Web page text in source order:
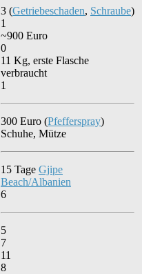
3 (Getriebeschaden, Schraube)
1
~900 Euro
0
11 Kg, erste Flasche
verbraucht
1
300 Euro (Pfefferspray)
Schuhe, Mütze
15 Tage Gjipe
Beach/Albanien
6
5
7
11
8